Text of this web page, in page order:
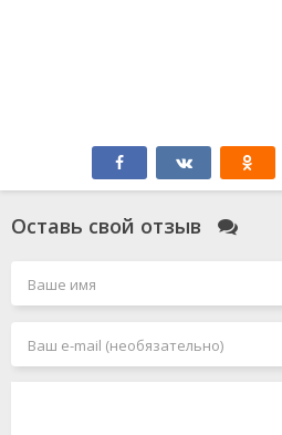
Оставь свой отзыв